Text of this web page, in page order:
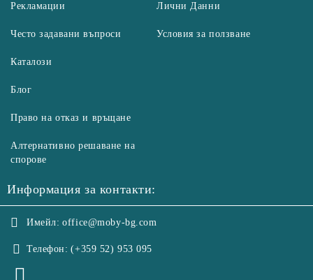
Рекламации
Често задавани въпроси
Лични Данни
Условия за ползване
Каталози
Блог
Право на отказ и връщане
Алтернативно решаване на
спорове
Информация за контакти:
Имейл: office@moby-bg.com
Телефон: (+359 52) 953 095